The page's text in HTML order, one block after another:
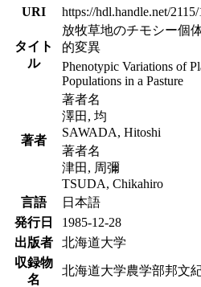
URI
https://hdl.handle.net/
タイト
ル
放牧草地のチモシー個
的変異
Phenotypic Variations of
Populations in a Pasture
著者
著者名
澤田, 均
SAWADA, Hitoshi
著者名
津田, 周彌
TSUDA, Chikahiro
言語
日本語
発行日
1985-12-28
出版者
北海道大学
収録物
名
北海道大学農学部邦文